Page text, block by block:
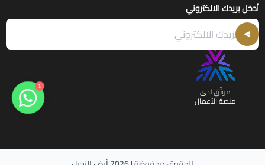
أدخل بريدك الالكتروني
موثّق لدى
منصة الأعمال
1